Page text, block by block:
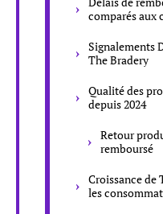
comparés aux
Signalements
The Bradery
Qualité des
depuis 2024
Retour
remboursé
Croissance de
les